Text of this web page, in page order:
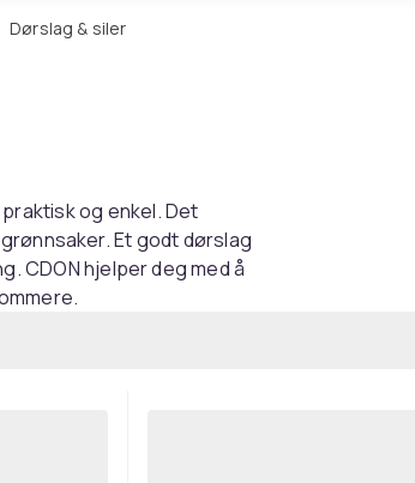
Dørslag & siler
og enkel. Det
Et godt dørslag
CDON hjelper deg med å